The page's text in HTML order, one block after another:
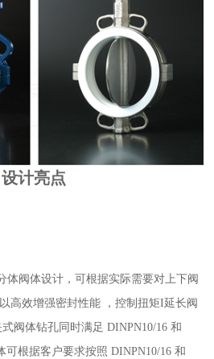
设计亮点
阀体设计，可根据实际需要对上下阀
高效增强密封性能 ，控制扭矩I延长阀
阀体钻孔同时满足 DINPN10/16 和
可根据客户要求按照 DINPN10/16 和